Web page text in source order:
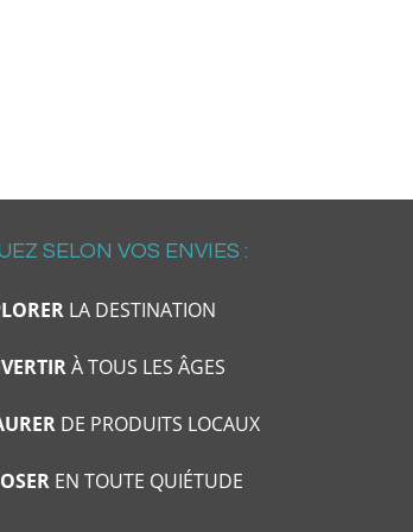
SELON VOS ENVIES :
LA DESTINATION
À TOUS LES ÂGES
DE PRODUITS LOCAUX
EN TOUTE QUIÉTUDE